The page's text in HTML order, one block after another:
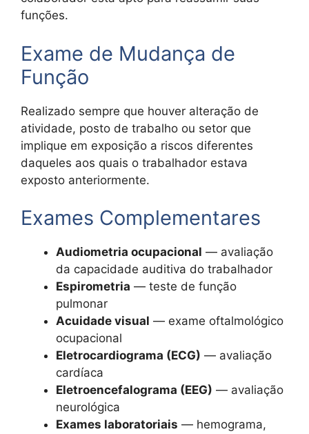
funções.
Exame de Mudança de
Função
Realizado sempre que houver alteração de
atividade, posto de trabalho ou setor que
implique em exposição a riscos diferentes
daqueles aos quais o trabalhador estava
exposto anteriormente.
Exames Complementares
Audiometria ocupacional — avaliação
da capacidade auditiva do trabalhador
Espirometria — teste de função
pulmonar
Acuidade visual — exame oftalmológico
ocupacional
Eletrocardiograma (ECG) — avaliação
cardíaca
Eletroencefalograma (EEG) — avaliação
neurológica
Exames laboratoriais — hemograma,